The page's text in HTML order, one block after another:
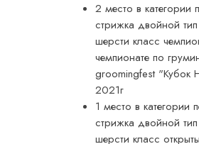
2 место в категории
стрижка двойной тип
шерсти класс
чемпионате по
groomingfest "Кубок
2021г
1 место в категории
стрижка двойной тип
шерсти класс